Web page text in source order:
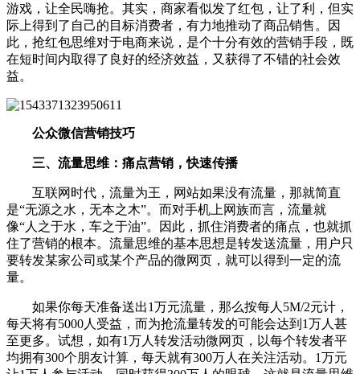
游戏，让全民嗨抢。其实，商家看似发了红包，让了利，但实
际上得到了自己的目标消费者，有力地推动了商品销售。因
此，抢红包思维对于电商来说，是个十分有效的营销手段，既
在短时间内取得了良好的经济效益，又获得了不错的社会效
益。
公众微信营销技巧
三、流量思维：痛点营销，快速传播
互联网时代，流量为王，网站如果没有流量，那就简直
是“无源之水，无本之木”。而对手机上网族而言，流量就
像“人之于水，车之于油”。因此，抓住消费者的痛点，也就抓
住了营销的根本。流量思维的基本思想是转发送流量，用户只
要转发某家公司或某个产品的微网页，就可以得到一定的流
量。
如果你每天准备送出1万元流量，那么按每人5M/2元计，
每天将有5000人受益，而为抢流量转发的可能会达到1万人甚
至更多。试想，如有1万人转发活动微网页，以每个转发者平
均拥有300个朋友计算，每天就有300万人在关注活动。1万元